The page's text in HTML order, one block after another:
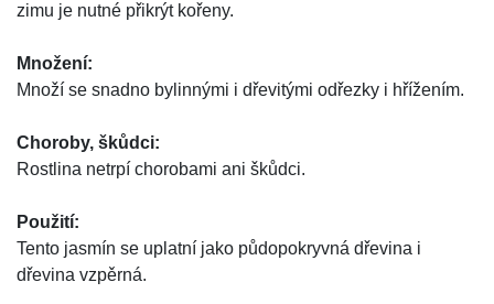
zimu je nutné přikrýt kořeny.
Množení:
Množí se snadno bylinnými i dřevitými odřezky i hřížením.
Choroby, škůdci:
Rostlina netrpí chorobami ani škůdci.
Použití:
Tento jasmín se uplatní jako půdopokryvná dřevina i
dřevina vzpěrná.